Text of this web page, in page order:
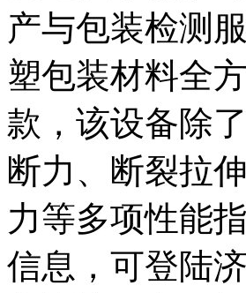
产与包装检测
塑包装材料全
款，该设备除
断力、断裂拉
力等多项性能
信息，可登陆